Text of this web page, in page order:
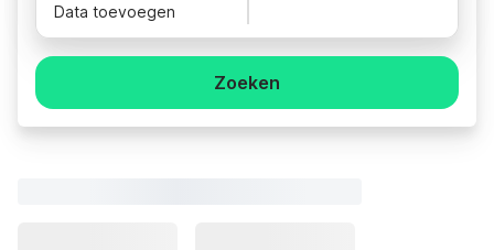
Data toevoegen
Zoeken